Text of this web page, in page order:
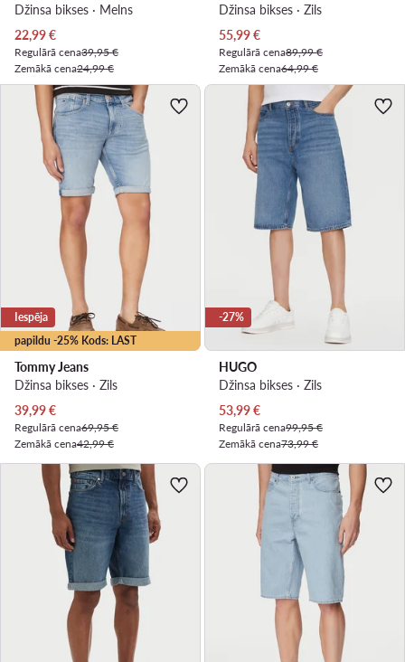
Džinsa bikses · Melns
Pašreizējā cena
22,99€
Regulārā cena39,95 €
Zemākā cena24,99 €
Džinsa bikses · Zils
Pašreizējā cena
55,99€
Regulārā cena89,99 €
Zemākā cena64,99 €
papildu -25% Kods: LAST
Iespēja
Tommy Jeans
Džinsa bikses · Zils
Pašreizējā cena
39,99€
Regulārā cena69,95 €
Zemākā cena42,99 €
-27%
HUGO
Džinsa bikses · Zils
Pašreizējā cena
53,99€
Regulārā cena99,95 €
Zemākā cena73,99 €